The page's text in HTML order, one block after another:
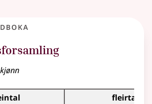
for dette substantivet
fleirtal